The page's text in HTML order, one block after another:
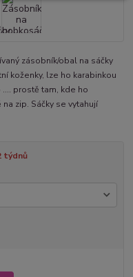
zásobník/obal na sáčky
koženky, lze ho karabinkou
prostě tam, kde ho
zip. Sáčky se vytahují
týdnů